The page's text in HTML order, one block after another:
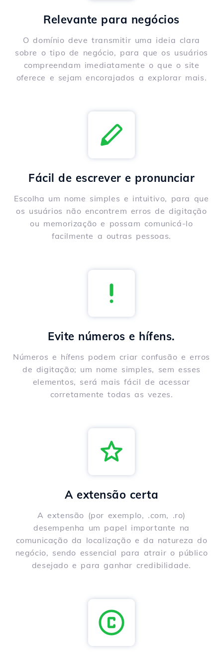
Relevante para negócios
O domínio deve transmitir uma ideia clara
sobre o tipo de negócio, para que os usuários
compreendam imediatamente o que o site
oferece e sejam encorajados a explorar mais.
Fácil de escrever e pronunciar
Escolha um nome simples e intuitivo, para que
os usuários não encontrem erros de digitação
ou memorização e possam comunicá-lo
facilmente a outras pessoas.
Evite números e hífens.
Números e hífens podem criar confusão e erros
de digitação; um nome simples, sem esses
elementos, será mais fácil de acessar
corretamente todas as vezes.
A extensão certa
A extensão (por exemplo, .com, .ro)
desempenha um papel importante na
comunicação da localização e da natureza do
negócio, sendo essencial para atrair o público
desejado e para ganhar credibilidade.